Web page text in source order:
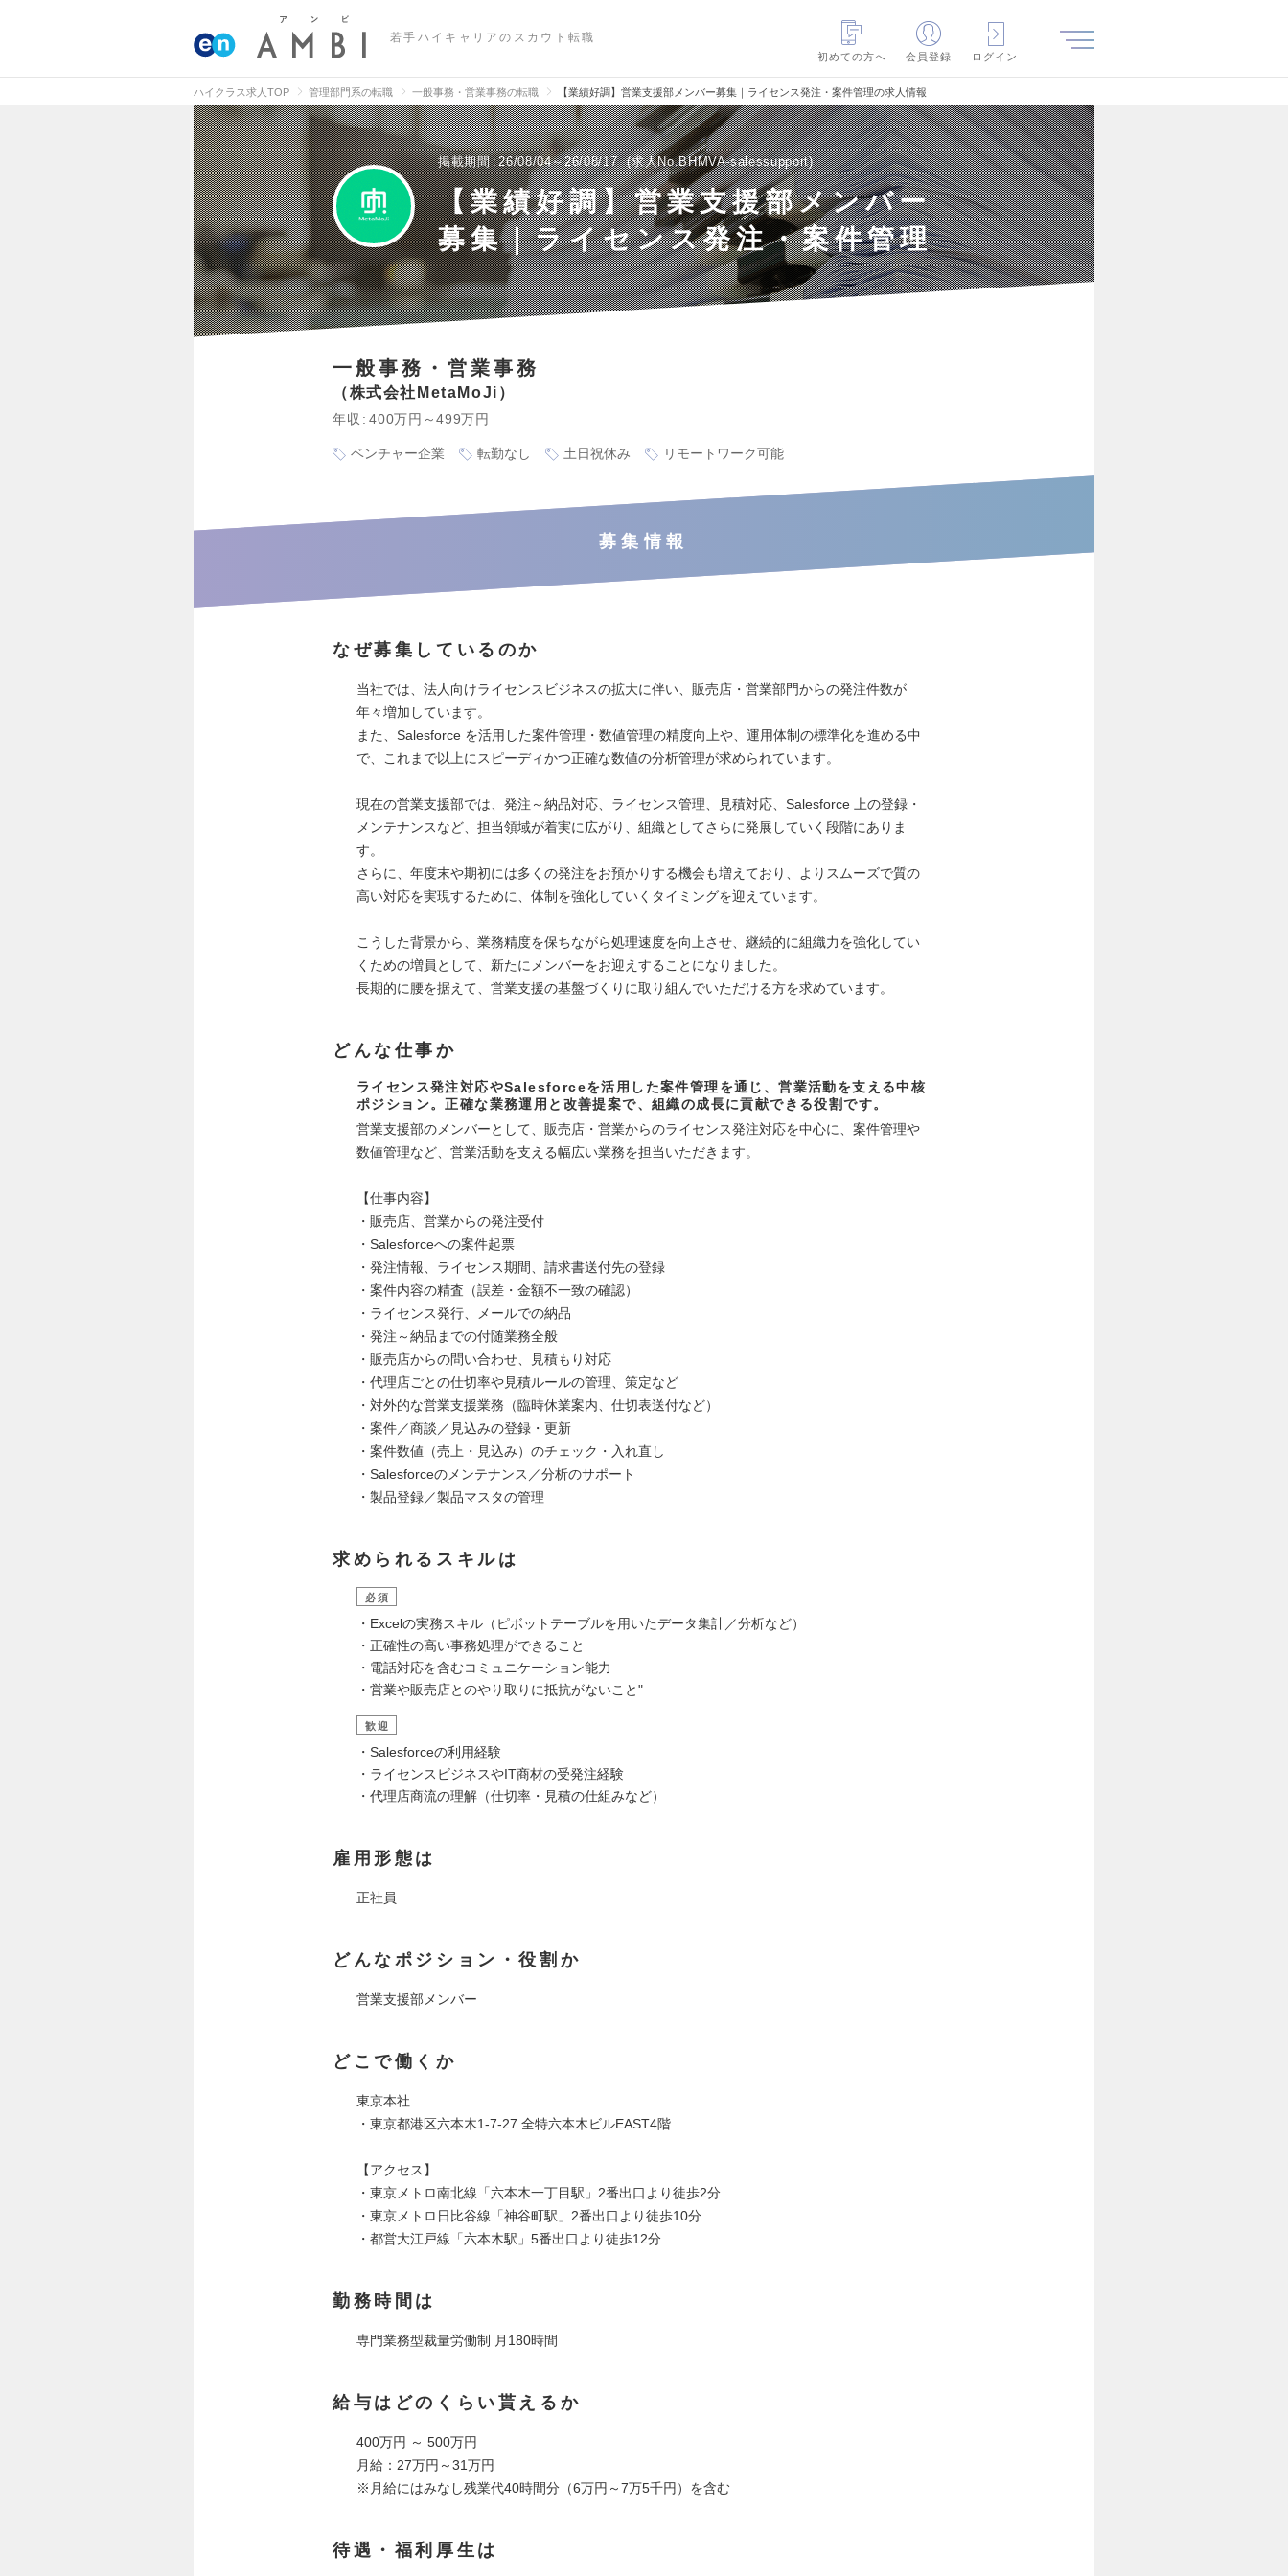
若手ハイキャリアのスカウト転職
初めての方へ
会員登録 ログイン
ハイクラス求人TOP 管理部門系の転職 一般事務・営業事務の転職 【業績好調】営業支援部メンバー募集｜ライセンス発注・案件管理の求人情報
掲載期間 26/08/04～26/08/17 求人No.BHMVA-salessupport
【業績好調】営業支援部メンバー
募集｜ライセンス発注・案件管理
一般事務・営業事務
株式会社MetaMoJi
年収 400万円～499万円
ベンチャー企業 転勤なし 土日祝休み リモートワーク可能
募集情報
なぜ募集しているのか
当社では、法人向けライセンスビジネスの拡大に伴い、販売店・営業部門からの発注件数が
年々増加しています。
また、Salesforce を活用した案件管理・数値管理の精度向上や、運用体制の標準化を進める中
で、これまで以上にスピーディかつ正確な数値の分析管理が求められています。
現在の営業支援部では、発注～納品対応、ライセンス管理、見積対応、Salesforce 上の登録・
メンテナンスなど、担当領域が着実に広がり、組織としてさらに発展していく段階にありま
す。
さらに、年度末や期初には多くの発注をお預かりする機会も増えており、よりスムーズで質の
高い対応を実現するために、体制を強化していくタイミングを迎えています。
こうした背景から、業務精度を保ちながら処理速度を向上させ、継続的に組織力を強化してい
くための増員として、新たにメンバーをお迎えすることになりました。
長期的に腰を据えて、営業支援の基盤づくりに取り組んでいただける方を求めています。
どんな仕事か
ライセンス発注対応やSalesforceを活用した案件管理を通じ、営業活動を支える中核
ポジション。正確な業務運用と改善提案で、組織の成長に貢献できる役割です。
営業支援部のメンバーとして、販売店・営業からのライセンス発注対応を中心に、案件管理や
数値管理など、営業活動を支える幅広い業務を担当いただきます。
【仕事内容】
・販売店、営業からの発注受付
・Salesforceへの案件起票
・発注情報、ライセンス期間、請求書送付先の登録
・案件内容の精査（誤差・金額不一致の確認）
・ライセンス発行、メールでの納品
・発注～納品までの付随業務全般
・販売店からの問い合わせ、見積もり対応
・代理店ごとの仕切率や見積ルールの管理、策定など
・対外的な営業支援業務（臨時休業案内、仕切表送付など）
・案件／商談／見込みの登録・更新
・案件数値（売上・見込み）のチェック・入れ直し
・Salesforceのメンテナンス／分析のサポート
・製品登録／製品マスタの管理
求められるスキルは
必須
・Excelの実務スキル（ピボットテーブルを用いたデータ集計／分析など）
・正確性の高い事務処理ができること
・電話対応を含むコミュニケーション能力
・営業や販売店とのやり取りに抵抗がないこと"
歓迎
・Salesforceの利用経験
・ライセンスビジネスやIT商材の受発注経験
・代理店商流の理解（仕切率・見積の仕組みなど）
雇用形態は
正社員
どんなポジション・役割か
営業支援部メンバー
どこで働くか
東京本社
・東京都港区六本木1-7-27 全特六本木ビルEAST4階
【アクセス】
・東京メトロ南北線「六本木一丁目駅」2番出口より徒歩2分
・東京メトロ日比谷線「神谷町駅」2番出口より徒歩10分
・都営大江戸線「六本木駅」5番出口より徒歩12分
勤務時間は
専門業務型裁量労働制 月180時間
給与はどのくらい貰えるか
400万円 ～ 500万円
月給：27万円～31万円
※月給にはみなし残業代40時間分（6万円～7万5千円）を含む
待遇・福利厚生は